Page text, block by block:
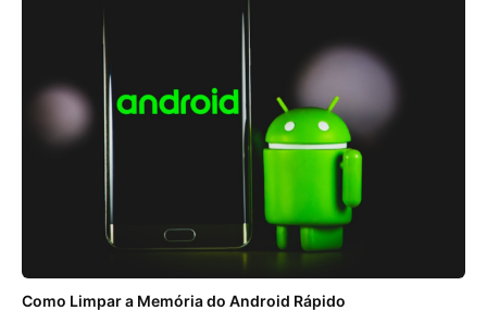
Como Limpar a Memória do Android Rápido